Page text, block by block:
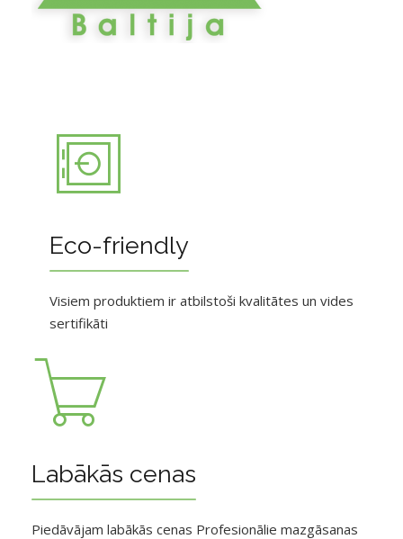
Eco-friendly
Visiem produktiem ir atbilstoši kvalitātes un vides
sertifikāti
Labākās cenas
Piedāvājam labākās cenas Profesionālie mazgāsanas